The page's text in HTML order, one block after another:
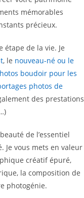
mémorables
précieux.
étape de la vie. Je
, le nouveau-né ou le
boudoir pour les
photos de
des prestations
de l’essentiel
Je vous mets en valeur
créatif épuré,
la composition de
photogénie.